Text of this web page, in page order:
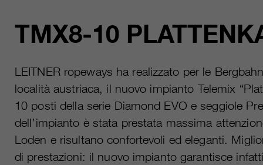
TMX8-10
LEITNER ropeways ha realizzato per le
località austriaca, il nuovo impianto Telemix
10 posti della serie Diamond EVO e seggiole
dell’impianto è stata prestata massima
Loden e risultano confortevoli ed eleganti.
di prestazioni: il nuovo impianto garan­tisce